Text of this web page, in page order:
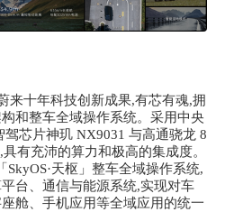
来十年科技创新成果,有芯有魂,拥
和整车全域操作系统。采用中央
芯片神玑 NX9031 与高通骁龙 8
有充沛的算力和极高的集成度。
SkyOS·天枢」整车全域操作系统,
台、通信与能源系统,实现对车
舱、手机应用等全域应用的统一